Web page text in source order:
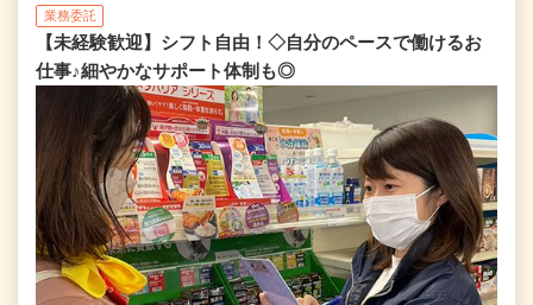
業務委託
【未経験歓迎】シフト自由！◇自分のペースで働けるお
仕事♪細やかなサポート体制も◎